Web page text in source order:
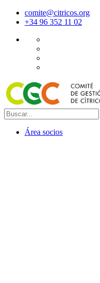
comite@citricos.org
+34 96 352 11 02
Área socios